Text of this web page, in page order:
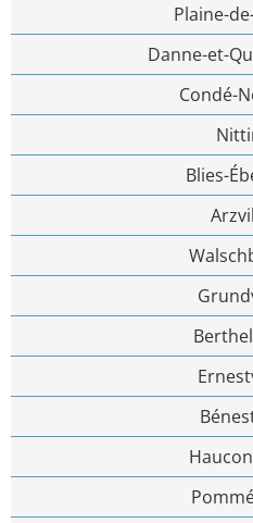
Plaine-
Danne-et-
Condé-
Blies-